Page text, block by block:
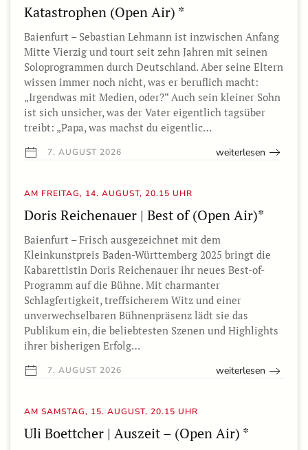
Katastrophen (Open Air) *
Baienfurt – Sebastian Lehmann ist inzwischen Anfang
Mitte Vierzig und tourt seit zehn Jahren mit seinen
Soloprogrammen durch Deutschland. Aber seine Eltern
wissen immer noch nicht, was er beruflich macht:
„Irgendwas mit Medien, oder?“ Auch sein kleiner Sohn
ist sich unsicher, was der Vater eigentlich tagsüber
treibt: „Papa, was machst du eigentlic…
7. AUGUST 2026 weiterlesen
AM FREITAG, 14. AUGUST, 20.15 UHR
Doris Reichenauer | Best of (Open Air)*
Baienfurt – Frisch ausgezeichnet mit dem
Kleinkunstpreis Baden-Württemberg 2025 bringt die
Kabarettistin Doris Reichenauer ihr neues Best-of-
Programm auf die Bühne. Mit charmanter
Schlagfertigkeit, treffsicherem Witz und einer
unverwechselbaren Bühnenpräsenz lädt sie das
Publikum ein, die beliebtesten Szenen und Highlights
ihrer bisherigen Erfolg…
7. AUGUST 2026 weiterlesen
AM SAMSTAG, 15. AUGUST, 20.15 UHR
Uli Boettcher | Auszeit – (Open Air) *